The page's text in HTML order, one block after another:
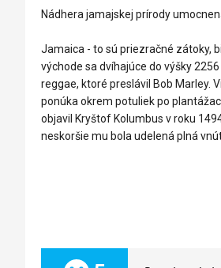
Nádhera jamajskej prírody
Jamaica - to sú priezračné zátoky,
východe sa dvíhajúce do výšky
reggae, ktoré preslávil Bob Marley.
ponúka okrem potuliek po
objavil Kryštof Kolumbus v roku
neskoršie mu bola udelená plná